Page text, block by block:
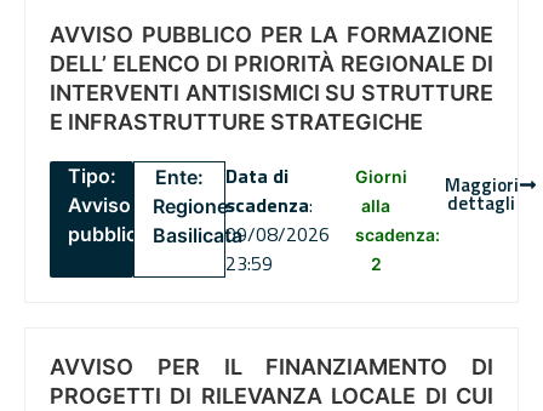
AVVISO PUBBLICO PER LA FORMAZIONE
DELL’ ELENCO DI PRIORITÀ REGIONALE DI
INTERVENTI ANTISISMICI SU STRUTTURE
E INFRASTRUTTURE STRATEGICHE
Tipo:
Avviso
pubblico
Ente:
Regione
Basilicata
Data di
scadenza:
09/08/2026
23:59
Giorni
alla
scadenza:
2
Maggiori
dettagli
AVVISO PER IL FINANZIAMENTO DI
PROGETTI DI RILEVANZA LOCALE DI CUI